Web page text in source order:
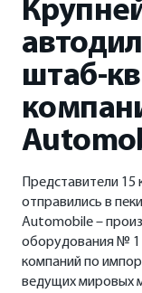
ФИНАНСЫ И
Кредитные
Рассчитать
Страхование
штаб-
Представители
отправились в
Automobile –
оборудования № 1
компаний по
ведущих мировых